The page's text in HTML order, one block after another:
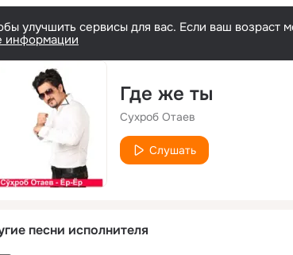
улучшить сервисы для вас. Если ваш возраст
информации
Где же ты
Сухроб Отаев
Слушать
песни исполнителя